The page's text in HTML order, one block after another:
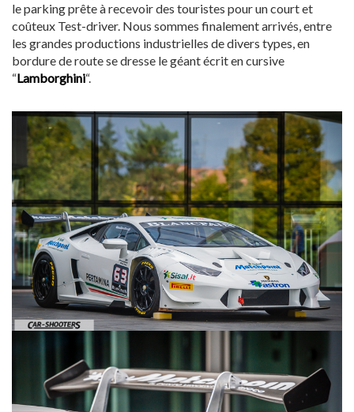
le parking prête à recevoir des touristes pour un court et
coûteux Test-driver. Nous sommes finalement arrivés, entre
les grandes productions industrielles de divers types, en
bordure de route se dresse le géant écrit en cursive
“Lamborghini“.